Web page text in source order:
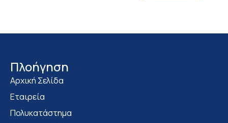
Πλοήγηση
Αρχική Σελίδα
Εταιρεία
Πολυκατάστημα